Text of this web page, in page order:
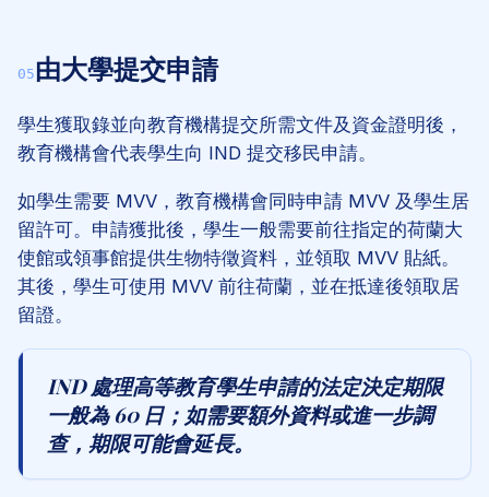
05 由大學提交申請
學生獲取錄並向教育機構提交所需文件及資金證明後，
教育機構會代表學生向 IND 提交移民申請。
如學生需要 MVV，教育機構會同時申請 MVV 及學生居
留許可。申請獲批後，學生一般需要前往指定的荷蘭大
使館或領事館提供生物特徵資料，並領取 MVV 貼紙。
其後，學生可使用 MVV 前往荷蘭，並在抵達後領取居
留證。
IND 處理高等教育學生申請的法定決定期限
一般為 60 日；如需要額外資料或進一步調
查，期限可能會延長。